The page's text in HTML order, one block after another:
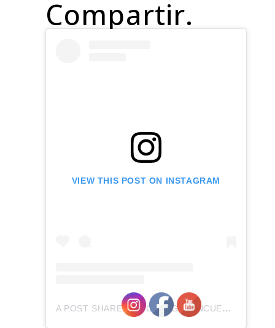
Compartir.
VIEW THIS POST ON INSTAGRAM
A POST SHARED BY COLEGIO ENCUENTROS (@COLEGIOENCUENTROS)